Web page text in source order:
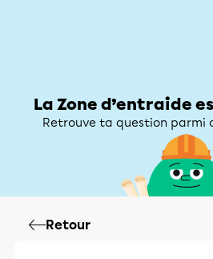
La Zone d’entraide
Retrouve ta question parmi
Retour